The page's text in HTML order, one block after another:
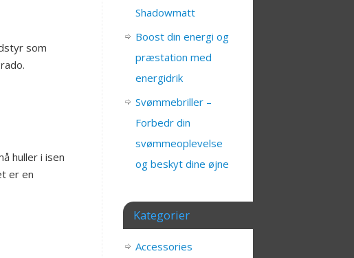
som
huller i isen
er en
Shadowmatt
Boost din energi og
præstation med
energidrik
Svømmebriller –
Forbedr din
svømmeoplevelse
og beskyt dine øjne
Kategorier
Accessories